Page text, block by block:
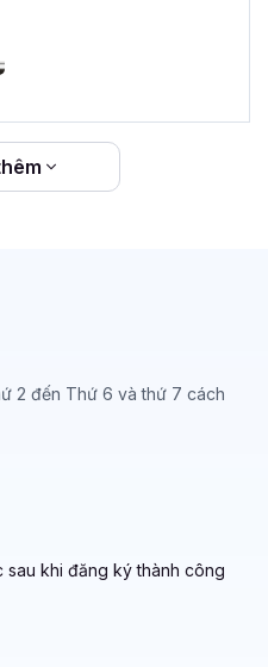
2 đến Thứ 6 và thứ 7 cách
sau khi đăng ký thành công